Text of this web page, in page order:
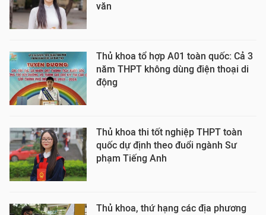
văn
Thủ khoa tổ hợp A01 toàn quốc: Cả 3
năm THPT không dùng điện thoại di
động
Thủ khoa thi tốt nghiệp THPT toàn
quốc dự định theo đuổi ngành Sư
phạm Tiếng Anh
Thủ khoa, thứ hạng các địa phương